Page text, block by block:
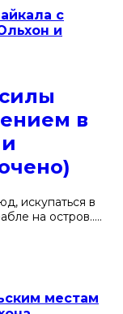
в
искупаться в
на остров.....